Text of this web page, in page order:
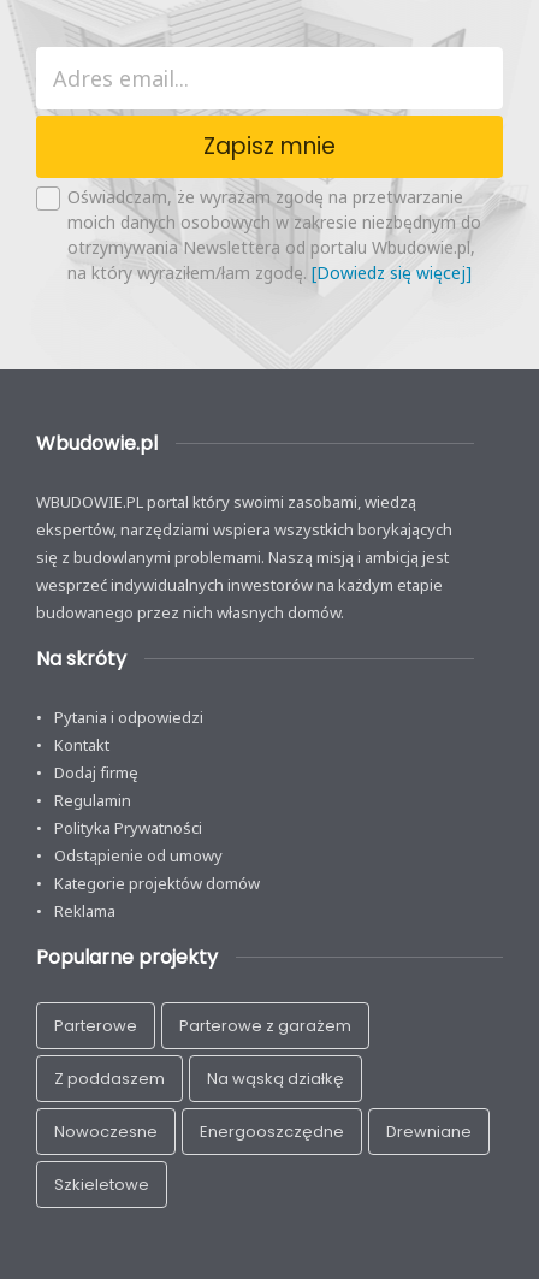
Zapisz mnie
Oświadczam, że wyrażam zgodę na przetwarzanie
moich danych osobowych w zakresie niezbędnym do
otrzymywania Newslettera od portalu Wbudowie.pl,
na który wyraziłem/łam zgodę. [Dowiedz się więcej]
Wbudowie.pl
WBUDOWIE.PL portal który swoimi zasobami, wiedzą
ekspertów, narzędziami wspiera wszystkich borykających
się z budowlanymi problemami. Naszą misją i ambicją jest
wesprzeć indywidualnych inwestorów na każdym etapie
budowanego przez nich własnych domów.
Na skróty
Pytania i odpowiedzi
Kontakt
Dodaj firmę
Regulamin
Polityka Prywatności
Odstąpienie od umowy
Kategorie projektów domów
Reklama
Popularne projekty
Parterowe Parterowe z garażem
Z poddaszem Na wąską działkę
Nowoczesne Energooszczędne Drewniane
Szkieletowe